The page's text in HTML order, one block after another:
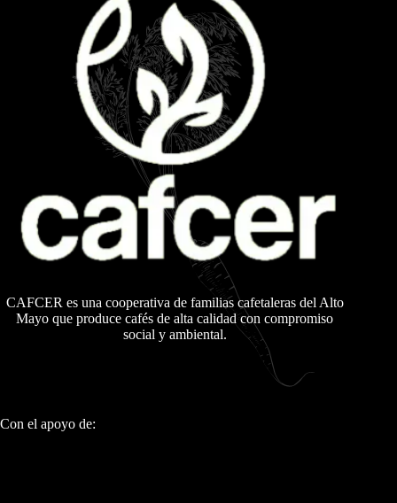
CAFCER es una cooperativa de familias cafetaleras del Alto
Mayo que produce cafés de alta calidad con compromiso
social y ambiental.
Con el apoyo de: